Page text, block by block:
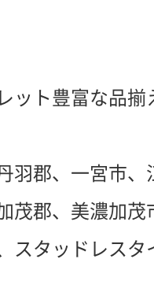
ット豊富な品揃
羽郡、一宮市
茂郡、美濃加茂
スタッドレス